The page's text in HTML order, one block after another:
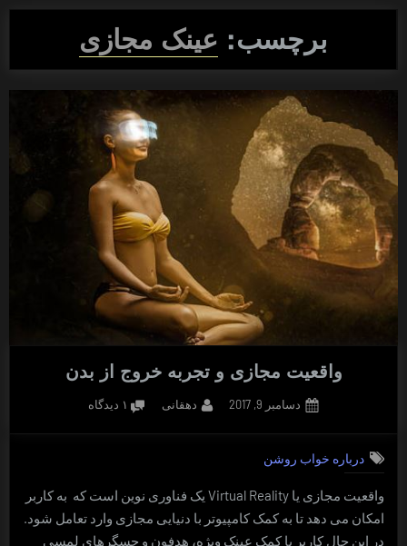
برچسب: عینک مجازی
واقعیت مجازی و تجربه خروج از بدن
Posted
دسامبر 9, 2017 By
دهقانی ۱ دیدگاه
خروج
از
بدن
درباره خواب روشن
واقعیت مجازی یا Virtual Reality یک فناوری نوین است که به کاربر
امکان می دهد تا به کمک کامپیوتر با دنیایی مجازی وارد تعامل شود.
در این حال کاربر با کمک عینک ویژه، هدفون و حسگرهای لمسی